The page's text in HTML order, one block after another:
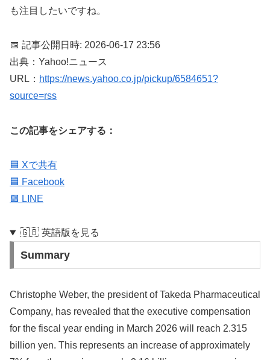
も注目したいですね。
📅 記事公開日時: 2026-06-17 23:56
出典：Yahoo!ニュース
URL： https://news.yahoo.co.jp/pickup/6584651?
source=rss
この記事をシェアする：
🟦 Xで共有
🟦 Facebook
🟩 LINE
🇬🇧 英語版を見る
Summary
Christophe Weber, the president of Takeda Pharmaceutical
Company, has revealed that the executive compensation
for the fiscal year ending in March 2026 will reach 2.315
billion yen. This represents an increase of approximately